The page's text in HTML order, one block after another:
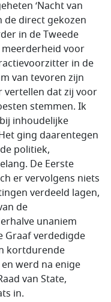
‘Nacht van
de direct gekozen
in de Tweede
voor
in de
van tevoren zijn
vertellen dat zij voor
stemmen. Ik
inhoudelijke
ging daarentegen
politiek,
De Eerste
er vervolgens niets
verdeeld lagen,
de
unaniem
Graaf verdedigde
kortdurende
werd na enige
van State,
in.